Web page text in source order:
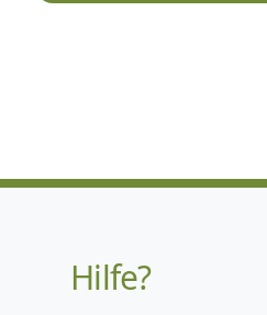
Hilfe?